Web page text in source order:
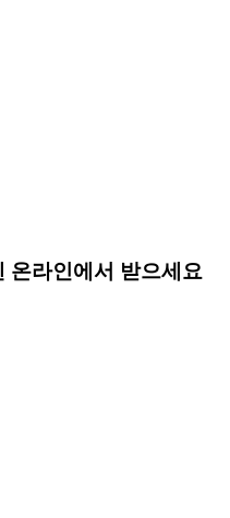
온라인에서 받으세요